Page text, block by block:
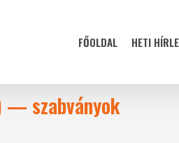
FŐOLDAL HETI
— szabványok